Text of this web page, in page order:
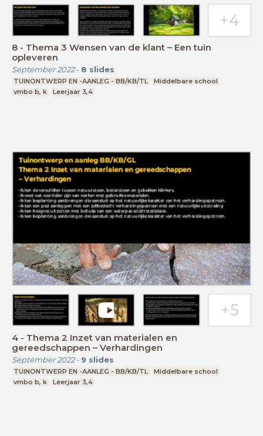
8 - Thema 3 Wensen van de klant – Een tuin
opleveren
September 2022- 8 slides
TUINONTWERP EN -AANLEG - BB/KB/TL
Middelbare school
vmbo b, k
Leerjaar 3,4
4 - Thema 2 Inzet van materialen en
gereedschappen – Verhardingen
September 2022- 9 slides
TUINONTWERP EN -AANLEG - BB/KB/TL
Middelbare school
vmbo b, k
Leerjaar 3,4